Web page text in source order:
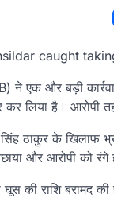
caught
ने एक और बड़ी
कर लिया है। आरोपी
ठाकुर के खिलाफ
और आरोपी को
की राशि बरामद